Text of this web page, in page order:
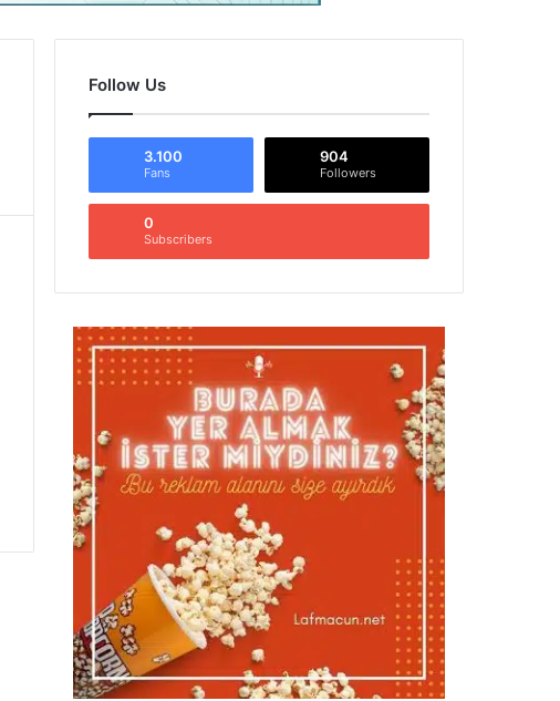
Follow Us
3.100
Fans
904
Followers
0
Subscribers